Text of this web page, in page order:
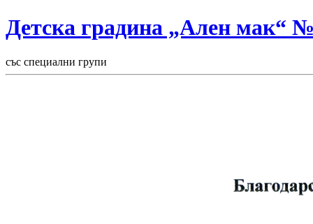
Детска градина „Ален мак“
със специални групи